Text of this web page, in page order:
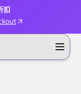
扣